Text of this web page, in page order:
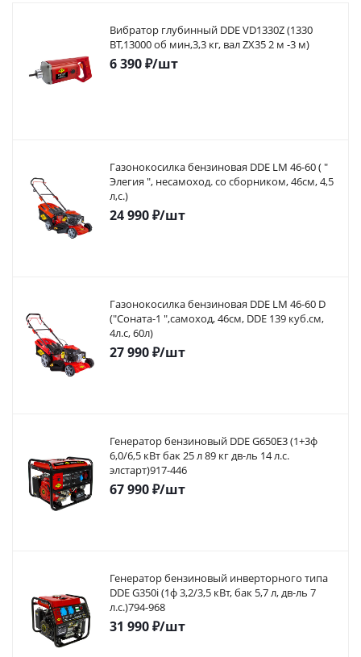
Вибратор глубинный DDE VD1330Z (1330
ВТ,13000 об мин,3,3 кг, вал ZX35 2 м -3 м)
6 390₽/шт
Газонокосилка бензиновая DDE LM 46-60 ( "
Элегия ", несамоход. со сборником, 46см, 4,5
л,с.)
24 990₽/шт
Газонокосилка бензиновая DDE LM 46-60 D
("Соната-1 ",самоход, 46cм, DDE 139 куб.см,
4л.с, 60л)
27 990₽/шт
Генератор бензиновый DDE G650E3 (1+3ф
6,0/6,5 кВт бак 25 л 89 кг дв-ль 14 л.с.
элстарт)917-446
67 990₽/шт
Генератор бензиновый инверторного типа
DDE G350i (1ф 3,2/3,5 кВт, бак 5,7 л, дв-ль 7
л.с.)794-968
31 990₽/шт